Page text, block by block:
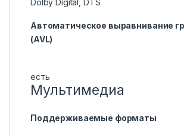
Автоматическое выравнивание
(AVL)
есть
Мультимедиа
Поддерживаемые форматы